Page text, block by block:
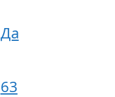
Да
63